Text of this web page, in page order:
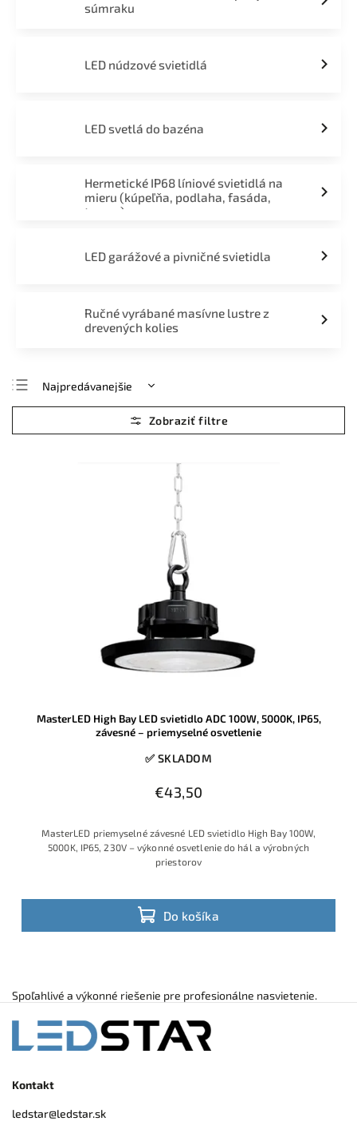
súmraku
LED núdzové svietidlá
LED svetlá do bazéna
Hermetické IP68 líniové svietidlá na
mieru (kúpeľňa, podlaha, fasáda,
terasa)
LED garážové a pivničné svietidla
Ručné vyrábané masívne lustre z
drevených kolies
Najpredávanejšie
Najlacnejšie
Najdrahšie
MasterLED High Bay LED svietidlo ADC 100W, 5000K, IP65,
závesné – priemyselné osvetlenie
✅ SKLADOM
€43,50
Do košíka
MasterLED priemyselné závesné LED svietidlo High Bay 100W,
5000K, IP65, 230V – výkonné osvetlenie do hál a výrobných
priestorov
Spoľahlivé a výkonné riešenie pre profesionálne nasvietenie.
Kontakt
ledstar@ledstar.sk